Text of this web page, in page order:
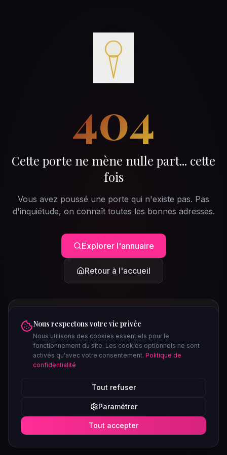
404
Cette porte ne mène nulle part... cette
fois
Vous avez poussé une porte qui n'existe pas. Pas
d'inquiétude, on connaît toutes les bonnes adresses.
Explorer l'annuaire
Retour à l'accueil
Soirées ce week-end
Nous respectons votre vie privée
Nous utilisons des cookies essentiels pour le
fonctionnement du site. Les cookies optionnels ne sont
activés qu'avec votre consentement. Politique de
confidentialité
Tout refuser
Paramétrer
Tout accepter